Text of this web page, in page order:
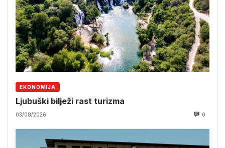
EKONOMIJA
Ljubuški bilježi rast turizma
03/08/2026 0